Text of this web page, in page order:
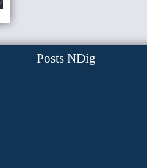
Posts NDig